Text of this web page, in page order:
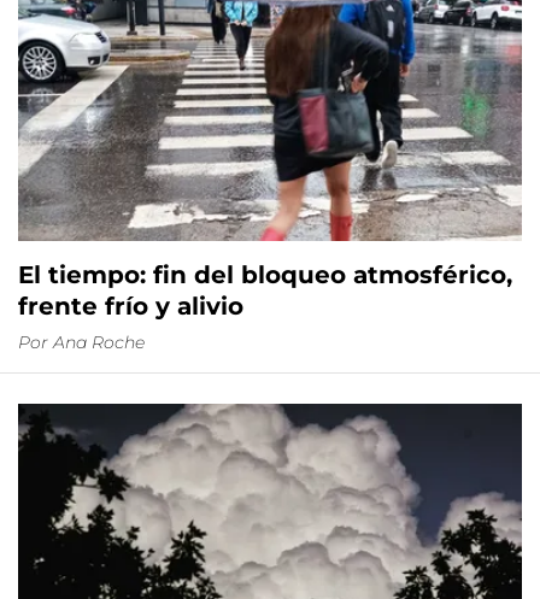
El tiempo: fin del bloqueo atmosférico,
frente frío y alivio
Por Ana Roche